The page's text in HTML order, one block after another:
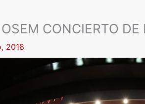
CONCIERTO
2018